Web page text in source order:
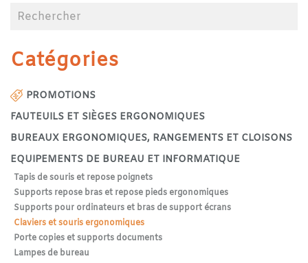
Catégories
PROMOTIONS
FAUTEUILS ET SIÈGES ERGONOMIQUES
BUREAUX ERGONOMIQUES, RANGEMENTS ET CLOISONS
EQUIPEMENTS DE BUREAU ET INFORMATIQUE
Tapis de souris et repose poignets
Supports repose bras et repose pieds ergonomiques
Supports pour ordinateurs et bras de support écrans
Claviers et souris ergonomiques
Porte copies et supports documents
Lampes de bureau